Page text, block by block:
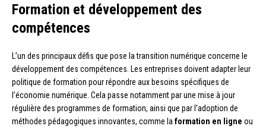
Formation et développement des
compétences
L’un des principaux défis que pose la transition numérique concerne le
développement des compétences. Les entreprises doivent adapter leur
politique de formation pour répondre aux besoins spécifiques de
l’économie numérique. Cela passe notamment par une mise à jour
régulière des programmes de formation, ainsi que par l’adoption de
méthodes pédagogiques innovantes, comme laformation en ligne ou